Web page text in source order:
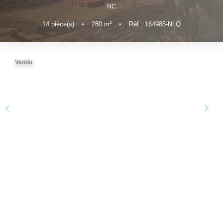
ESTIMER
NC
14pièce(s) • 280 m² • Réf : 164985-NLQ
Vendu